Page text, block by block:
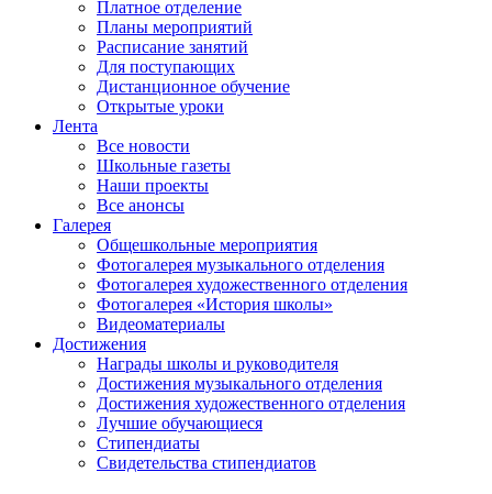
Платное отделение
Планы мероприятий
Расписание занятий
Для поступающих
Дистанционное обучение
Открытые уроки
Лента
Все новости
Школьные газеты
Наши проекты
Все анонсы
Галерея
Общешкольные мероприятия
Фотогалерея музыкального отделения
Фотогалерея художественного отделения
Фотогалерея «История школы»
Видеоматериалы
Достижения
Награды школы и руководителя
Достижения музыкального отделения
Достижения художественного отделения
Лучшие обучающиеся
Стипендиаты
Свидетельства стипендиатов